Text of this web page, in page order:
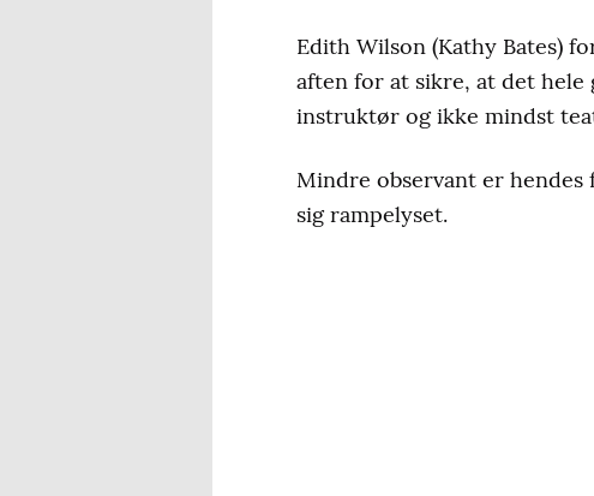
Edith Wilson (Kathy Bates)
aften for at sikre, at det hele
instruktør og ikke mindst
Mindre observant er
sig rampelyset.